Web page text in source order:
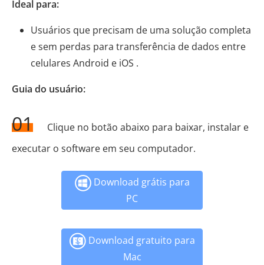
Ideal para:
Usuários que precisam de uma solução completa
e sem perdas para transferência de dados entre
celulares Android e iOS .
Guia do usuário:
01
Clique no botão abaixo para baixar, instalar e
executar o software em seu computador.
Download grátis para
PC
Download gratuito para
Mac